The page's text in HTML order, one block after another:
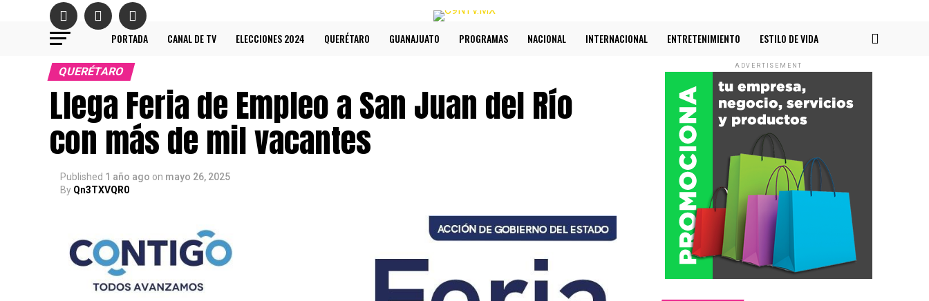
PORTADA CANAL DE TV ELECCIONES 2024 QUERÉTARO GUANAJUATO PROGRAMAS NACIONAL INTERNACIONAL ENTRETENIMIENTO ESTILO DE VIDA
QUERÉTARO
Llega Feria de Empleo a San Juan del Río
con más de mil vacantes
Published 1 año ago on mayo 26, 2025
By Qn3TXVQR0
ADVERTISEMENT